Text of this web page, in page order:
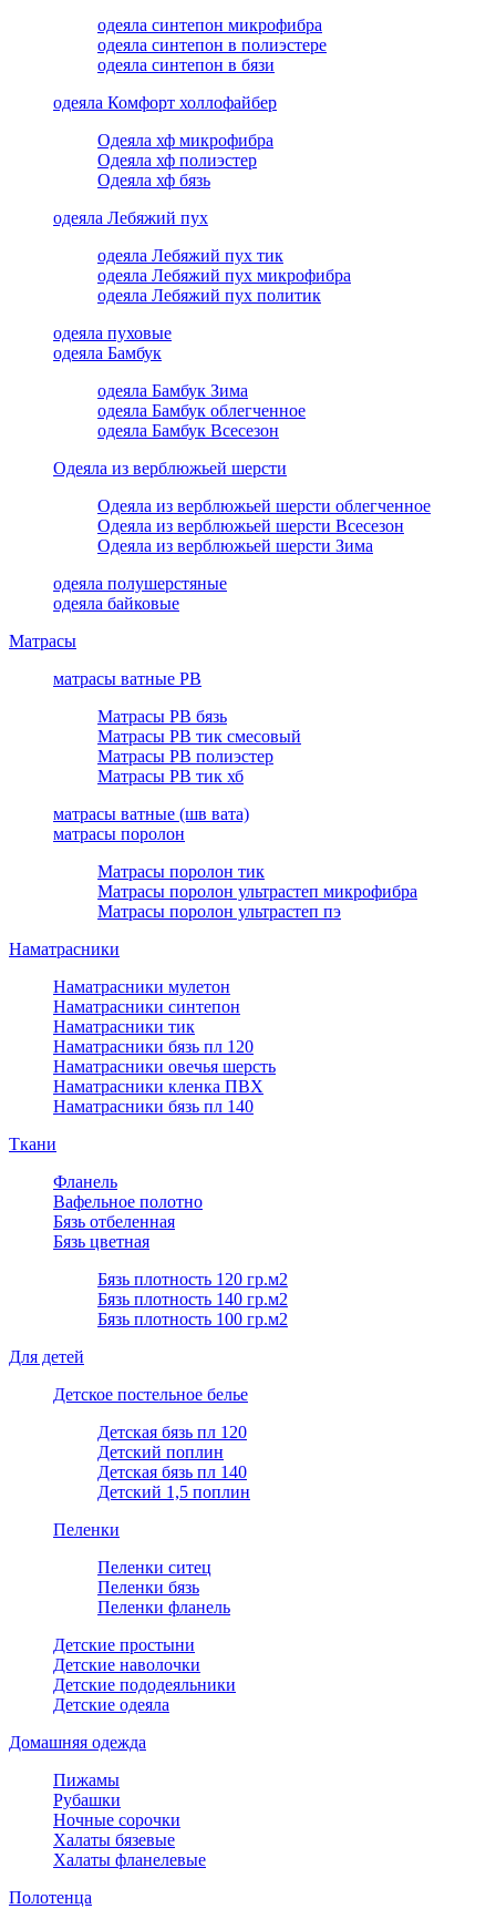
одеяла синтепон микрофибра
одеяла синтепон в полиэстере
одеяла синтепон в бязи
одеяла Комфорт холлофайбер
Одеяла хф микрофибра
Одеяла хф полиэстер
Одеяла хф бязь
одеяла Лебяжий пух
одеяла Лебяжий пух тик
одеяла Лебяжий пух микрофибра
одеяла Лебяжий пух политик
одеяла пуховые
одеяла Бамбук
одеяла Бамбук Зима
одеяла Бамбук облегченное
одеяла Бамбук Всесезон
Одеяла из верблюжьей шерсти
Одеяла из верблюжьей шерсти облегченное
Одеяла из верблюжьей шерсти Всесезон
Одеяла из верблюжьей шерсти Зима
одеяла полушерстяные
одеяла байковые
Матрасы
матрасы ватные РВ
Матрасы РВ бязь
Матрасы РВ тик смесовый
Матрасы РВ полиэстер
Матрасы РВ тик хб
матрасы ватные (шв вата)
матрасы поролон
Матрасы поролон тик
Матрасы поролон ультрастеп микрофибра
Матрасы поролон ультрастеп пэ
Наматрасники
Наматрасники мулетон
Наматрасники синтепон
Наматрасники тик
Наматрасники бязь пл 120
Наматрасники овечья шерсть
Наматрасники кленка ПВХ
Наматрасники бязь пл 140
Ткани
Фланель
Вафельное полотно
Бязь отбеленная
Бязь цветная
Бязь плотность 120 гр.м2
Бязь плотность 140 гр.м2
Бязь плотность 100 гр.м2
Для детей
Детское постельное белье
Детская бязь пл 120
Детский поплин
Детская бязь пл 140
Детский 1,5 поплин
Пеленки
Пеленки ситец
Пеленки бязь
Пеленки фланель
Детские простыни
Детские наволочки
Детские пододеяльники
Детские одеяла
Домашняя одежда
Пижамы
Рубашки
Ночные сорочки
Халаты бязевые
Халаты фланелевые
Полотенца